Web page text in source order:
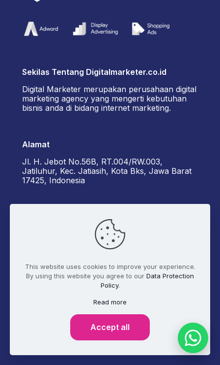
Sekilas Tentang Digitalmarketer.co.id
Digital Marketer merupakan perusahaan digital
marketing agency yang mengerti kebutuhan
bisnis anda di bidang internet marketing.
Alamat
Jl. H. Jebot No.56B, RT.004/RW.003,
Jatiluhur, Kec. Jatiasih, Kota Bks, Jawa Barat
17425, Indonesia
+6285162929922 - Diorama
admin@digitalmarketer.co.id
© 2017 - 2026 Digitalmarketer.co.id. All Rights
This website uses cookies to improve your experience.
By using this website you agree to our Data Protection
Policy.
Read more
Accept all